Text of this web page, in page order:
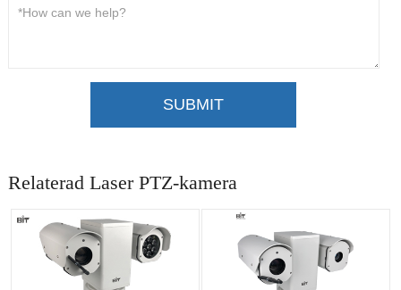
SUBMIT
Relaterad Laser PTZ-kamera